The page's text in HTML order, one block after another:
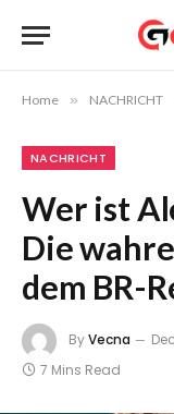
Home » NACHRICHT
NACHRICHT
Wer ist
Die
dem BR-
ByVecna
7 Mins Read